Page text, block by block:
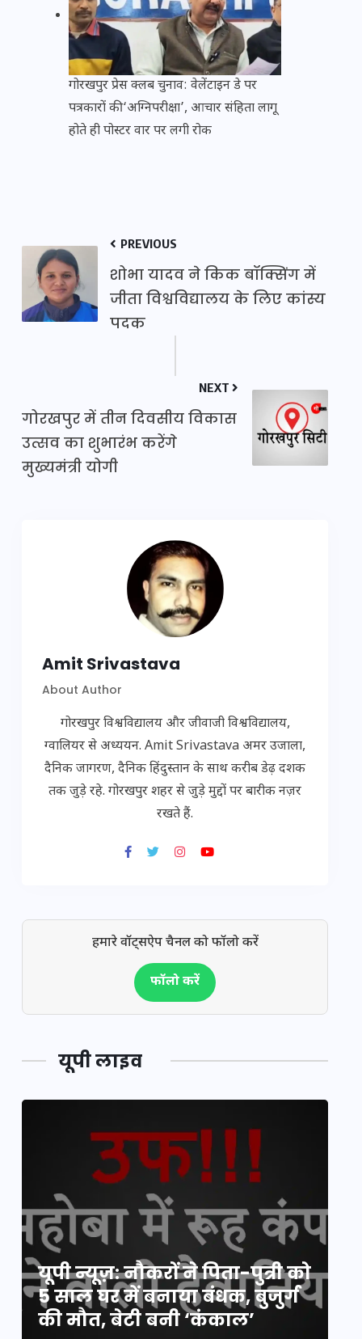
गोरखपुर प्रेस क्लब चुनाव: वेलेंटाइन डे पर
पत्रकारों की ‘अग्निपरीक्षा’, आचार संहिता लागू
होते ही पोस्टर वार पर लगी रोक
PREVIOUS
शोभा यादव ने किक बॉक्सिंग में
जीता विश्वविद्यालय के लिए कांस्य
पदक
NEXT
गोरखपुर में तीन दिवसीय विकास
उत्सव का शुभारंभ करेंगे
मुख्यमंत्री योगी
Amit Srivastava
About Author
गोरखपुर विश्वविद्यालय और जीवाजी विश्वविद्यालय,
ग्वालियर से अध्ययन. Amit Srivastava अमर उजाला,
दैनिक जागरण, दैनिक हिंदुस्तान के साथ करीब डेढ़ दशक
तक जुड़े रहे. गोरखपुर शहर से जुड़े मुद्दों पर बारीक नज़र
रखते हैं.
हमारे वॉट्सऐप चैनल को फॉलो करें
फॉलो करें
यूपी लाइव
यूपी न्यूज़: नौकरों ने पिता-पुत्री को
5 साल घर में बनाया बंधक, बुजुर्ग
की मौत, बेटी बनी ‘कंकाल’